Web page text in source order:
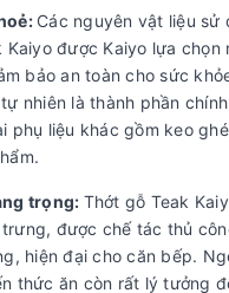
Các nguyên vật liệu sử
được Kaiyo lựa chọn
bảo an toàn cho sức
nhiên là thành phần
phụ liệu khác gồm keo
trọng: Thớt gỗ Teak
được chế tác thủ
hiện đại cho căn bếp.
thức ăn còn rất lý tưởng